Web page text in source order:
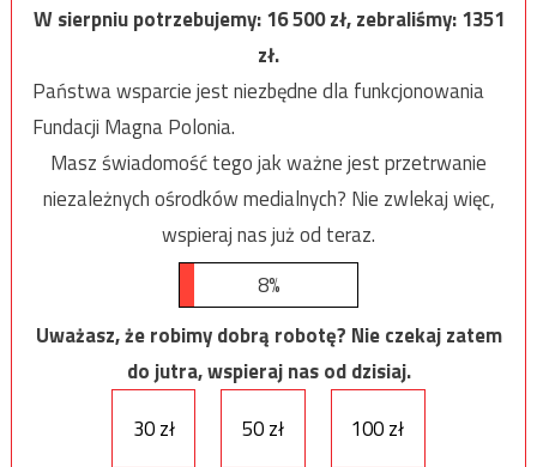
W sierpniu potrzebujemy:16 500zł, zebraliśmy:1351
zł.
Państwa wsparcie jest niezbędne dla funkcjonowania
Fundacji Magna Polonia.
Masz świadomość tego jak ważne jest przetrwanie
niezależnych ośrodków medialnych? Nie zwlekaj więc,
wspieraj nas już od teraz.
8%
Uważasz, że robimy dobrą robotę? Nie czekaj zatem
do jutra, wspieraj nas od dzisiaj.
30 zł
50 zł 100 zł